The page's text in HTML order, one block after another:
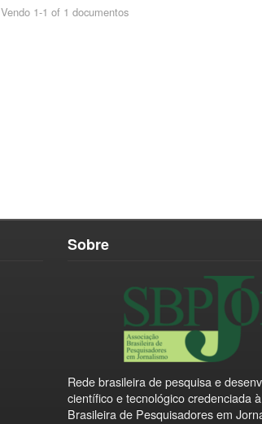
Vendo 1-1 of 1 documentos
Sobre
Rede brasileira de pesquisa e
científico e tecnológico credenciada
Brasileira de Pesquisadores em